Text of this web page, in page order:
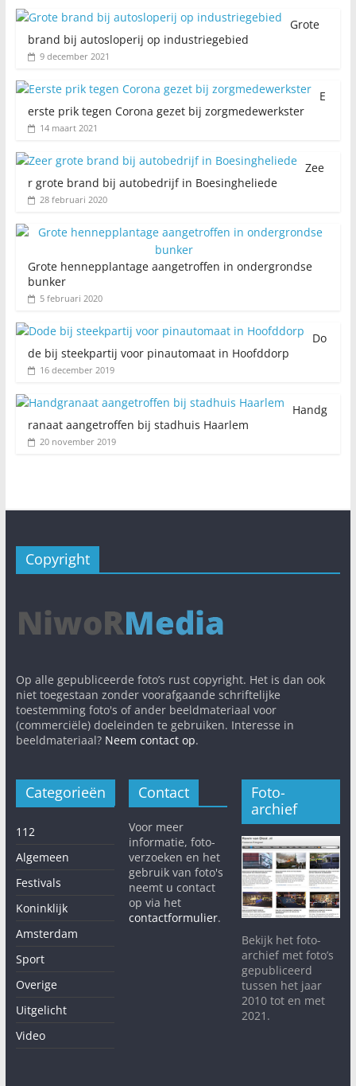
Grote
brand bij autosloperij op industriegebied
9 december 2021
E
erste prik tegen Corona gezet bij zorgmedewerkster
14 maart 2021
Zee
r grote brand bij autobedrijf in Boesingheliede
28 februari 2020
Grote hennepplantage aangetroffen in ondergrondse
bunker
5 februari 2020
Do
de bij steekpartij voor pinautomaat in Hoofddorp
16 december 2019
Handg
ranaat aangetroffen bij stadhuis Haarlem
20 november 2019
Copyright
Op alle gepubliceerde foto’s rust copyright. Het is dan ook
niet toegestaan zonder voorafgaande schriftelijke
toestemming foto's of ander beeldmateriaal voor
(commerciële) doeleinden te gebruiken. Interesse in
beeldmateriaal? Neem contact op.
Categorieën
112
Algemeen
Festivals
Koninklijk
Amsterdam
Sport
Overige
Uitgelicht
Video
Contact
Voor meer
informatie, foto-
verzoeken en het
gebruik van foto's
neemt u contact
op via het
contactformulier.
Foto-
archief
Bekijk het foto-
archief met foto’s
gepubliceerd
tussen het jaar
2010 tot en met
2021.